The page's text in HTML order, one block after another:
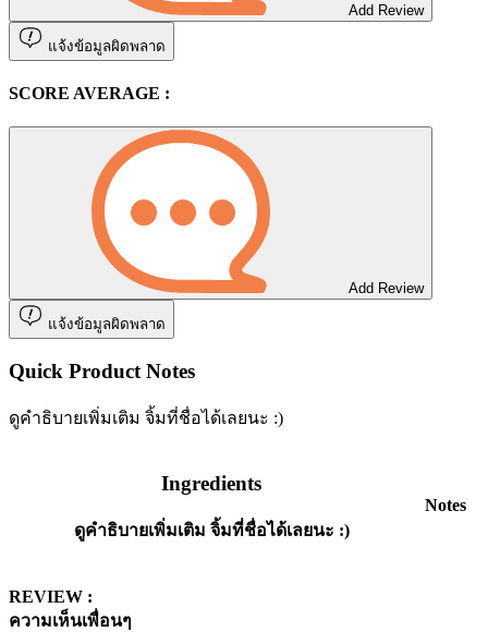
Add Review
แจ้งข้อมูลผิดพลาด
SCORE AVERAGE :
Add Review
แจ้งข้อมูลผิดพลาด
Quick Product Notes
ดูคำธิบายเพิ่มเติม จิ้มที่ชื่อได้เลยนะ :)
Ingredients
ดูคำธิบายเพิ่มเติม จิ้มที่ชื่อได้เลยนะ :)
Notes
REVIEW :
ความเห็นเพื่อนๆ